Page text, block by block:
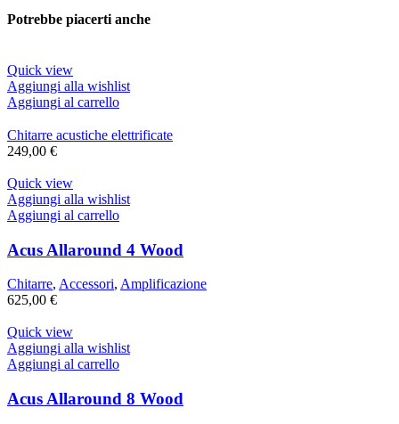
Potrebbe piacerti anche
Quick view
Aggiungi alla wishlist
Aggiungi al carrello
Chitarre acustiche elettrificate
249,00 €
Quick view
Aggiungi alla wishlist
Aggiungi al carrello
Acus Allaround 4 Wood
Chitarre, Accessori, Amplificazione
625,00 €
Quick view
Aggiungi alla wishlist
Aggiungi al carrello
Acus Allaround 8 Wood